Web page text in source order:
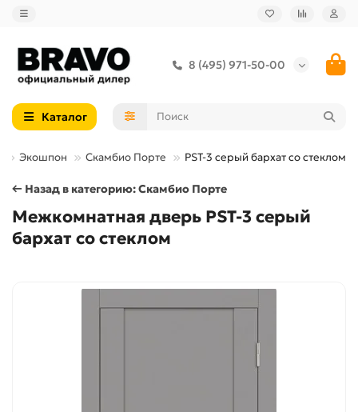
8 (495) 971-50-00
Каталог
Экошпон Скамбио Порте PST-3 серый бархат со стеклом
← Назад в категорию: Скамбио Порте
Межкомнатная дверь PST-3 серый
бархат со стеклом